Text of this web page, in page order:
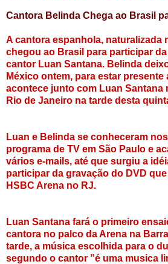
Cantora Belinda Chega ao Brasil
A cantora espanhola, naturalizada
chegou ao Brasil para participar
cantor Luan Santana. Belinda
México ontem, para estar presente
acontece junto com Luan Santana
Rio de Janeiro na tarde desta
Luan e Belinda se conheceram
programa de TV em São Paulo e
vários e-mails, até que surgiu a
participar da gravação do DVD
HSBC Arena no RJ.
Luan Santana fará o primeiro
cantora no palco da Arena na
tarde, a música escolhida para o
segundo o cantor ”é uma musica